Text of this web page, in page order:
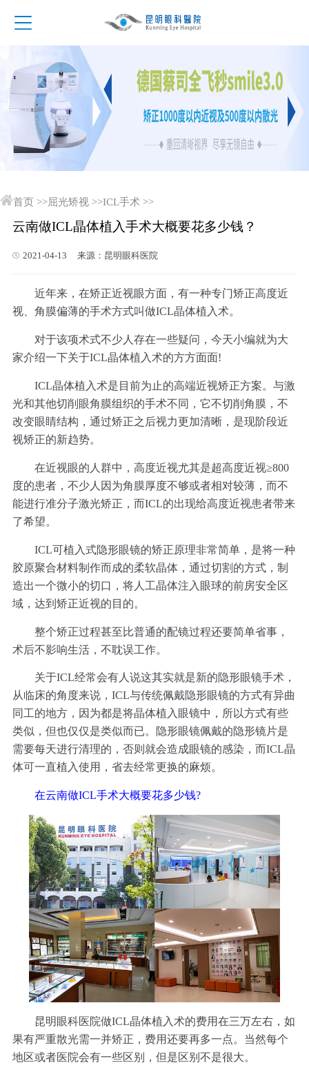
首页 >>屈光矫视 >>ICL手术 >>
云南做ICL晶体植入手术大概要花多少钱？
2021-04-13 来源：昆明眼科医院
近年来，在矫正近视眼方面，有一种专门矫正高度近
视、角膜偏薄的手术方式叫做ICL晶体植入术。
对于该项术式不少人存在一些疑问，今天小编就为大
家介绍一下关于ICL晶体植入术的方方面面!
ICL晶体植入术是目前为止的高端近视矫正方案。与激
光和其他切削眼角膜组织的手术不同，它不切削角膜，不
改变眼睛结构，通过矫正之后视力更加清晰，是现阶段近
视矫正的新趋势。
在近视眼的人群中，高度近视尤其是超高度近视≥800
度的患者，不少人因为角膜厚度不够或者相对较薄，而不
能进行准分子激光矫正，而ICL的出现给高度近视患者带来
了希望。
ICL可植入式隐形眼镜的矫正原理非常简单，是将一种
胶原聚合材料制作而成的柔软晶体，通过切割的方式，制
造出一个微小的切口，将人工晶体注入眼球的前房安全区
域，达到矫正近视的目的。
整个矫正过程甚至比普通的配镜过程还要简单省事，
术后不影响生活，不耽误工作。
关于ICL经常会有人说这其实就是新的隐形眼镜手术，
从临床的角度来说，ICL与传统佩戴隐形眼镜的方式有异曲
同工的地方，因为都是将晶体植入眼镜中，所以方式有些
类似，但也仅仅是类似而已。隐形眼镜佩戴的隐形镜片是
需要每天进行清理的，否则就会造成眼镜的感染，而ICL晶
体可一直植入使用，省去经常更换的麻烦。
在云南做ICL手术大概要花多少钱?
昆明眼科医院做ICL晶体植入术的费用在三万左右，如
果有严重散光需一并矫正，费用还要再多一点。当然每个
地区或者医院会有一些区别，但是区别不是很大。